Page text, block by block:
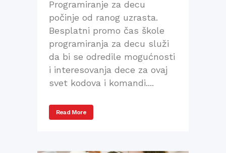
Programiranje za decu
počinje od ranog uzrasta.
Besplatni promo čas škole
programiranja za decu služi
da bi se odredile mogućnosti
i interesovanja dece za ovaj
svet kodova i komandi....
Read More